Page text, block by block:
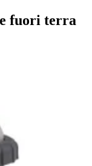
fuori terra